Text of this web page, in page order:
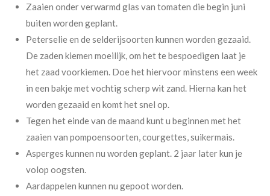
Zaaien onder verwarmd glas van tomaten die begin juni
buiten worden geplant.
Peterselie en de selderijsoorten kunnen worden gezaaid.
De zaden kiemen moeilijk, om het te bespoedigen laat je
het zaad voorkiemen. Doe het hiervoor minstens een week
in een bakje met vochtig scherp wit zand. Hierna kan het
worden gezaaid en komt het snel op.
Tegen het einde van de maand kunt u beginnen met het
zaaien van pompoensoorten, courgettes, suikermais.
Asperges kunnen nu worden geplant. 2 jaar later kun je
volop oogsten.
Aardappelen kunnen nu gepoot worden.